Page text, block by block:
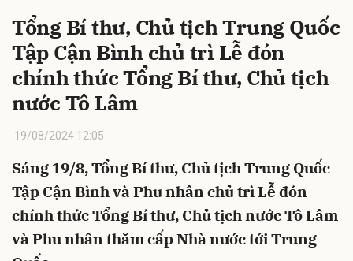
Tổng Bí thư, Chủ tịch Trung Quốc
Tập Cận Bình chủ trì Lễ đón
chính thức Tổng Bí thư, Chủ tịch
nước Tô Lâm
19/08/2024 12:05
Sáng 19/8, Tổng Bí thư, Chủ tịch Trung Quốc
Tập Cận Bình và Phu nhân chủ trì Lễ đón
chính thức Tổng Bí thư, Chủ tịch nước Tô Lâm
và Phu nhân thăm cấp Nhà nước tới Trung